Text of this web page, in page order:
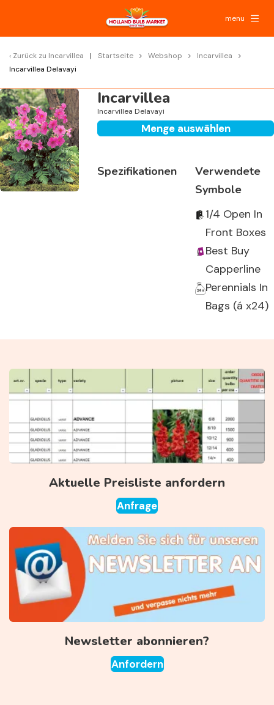
menu
Zurück zu Incarvillea Startseite Webshop
Incarvillea
Incarvillea Delavayi
Incarvillea
Incarvillea Delavayi
Menge auswählen
Spezifikationen
Verwendete
Symbole
1/4 Open In
Front Boxes
Best Buy
Capperline
Perennials In
Bags (á x24)
Aktuelle Preisliste anfordern
Anfrage
Newsletter abonnieren?
Anfordern